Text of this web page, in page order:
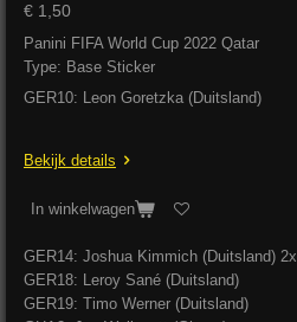
€ 1,50
Panini FIFA World Cup 2022 Qatar
Type: Base Sticker
GER10: Leon Goretzka (Duitsland)
Bekijk details
In winkelwagen
GER14: Joshua Kimmich (Duitsland) 2x
GER18: Leroy Sané (Duitsland)
GER19: Timo Werner (Duitsland)